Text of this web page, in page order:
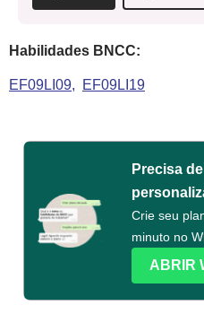
Habilidades BNCC:
EF09LI09 EF09LI19
Precisa
Crie seu
minuto no
ABRIR